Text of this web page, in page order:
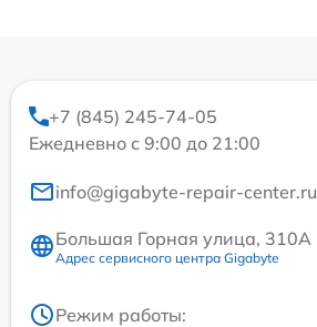
+7 (845) 245-74-05
Ежедневно с 9:00 до 21:00
info@gigabyte-repair-center.ru
Большая Горная улица, 310А
Адрес сервисного центра Gigabyte
Режим работы: